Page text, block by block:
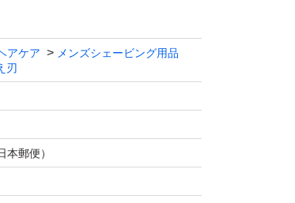
し、足りないときには圧力を加
、よりよい剃り味を実現。
たします。
アケア
メンズシェービング用品
刃
本郵便）